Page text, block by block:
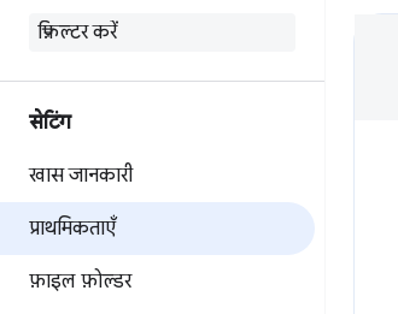
सेटिंग
खास जानकारी
प्राथमिकताएँ
फ़ाइल फ़ोल्डर